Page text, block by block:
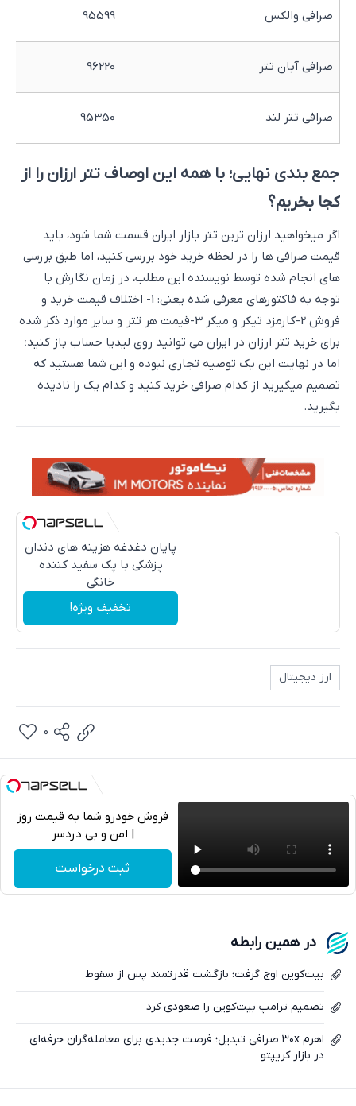
صرافی والکس 95599
صرافی آبان تتر 96220
صرافی تتر لند 95350
جمع بندی نهایی؛ با همه این اوصاف تتر ارزان را از
کجا بخریم؟
اگر میخواهید ارزان ترین تتر بازار ایران قسمت شما شود، باید
قیمت صرافی ها را در لحظه خرید خود بررسی کنید، اما طبق بررسی
های انجام شده توسط نویسنده این مطلب، در زمان نگارش با
توجه به فاکتورهای معرفی شده یعنی: 1- اختلاف قیمت خرید و
فروش 2-کارمزد تیکر و میکر 3-قیمت هر تتر و سایر موارد ذکر شده
برای خرید تتر ارزان در ایران می توانید روی لیدیا حساب باز کنید؛
اما در نهایت این یک توصیه تجاری نبوده و این شما هستید که
تصمیم میگیرید از کدام صرافی خرید کنید و کدام یک را نادیده
بگیرید.
پایان دغدغه هزینه های دندان
پزشکی با پک سفید کننده
خانگی
تخفیف ویژه!
ارز دیجیتال
تلگرام
واتساپ
0
فروش خودرو شما به قیمت روز
| امن و بی دردسر
ثبت درخواست
در همین رابطه
بیت‌کوین اوج گرفت؛ بازگشت قدرتمند پس از سقوط
تصمیم ترامپ بیت‌کوین را صعودی کرد
اهرم ۳۰x صرافی تبدیل؛ فرصت‌ جدیدی برای معامله‌گران حرفه‌ای
در بازار کریپتو